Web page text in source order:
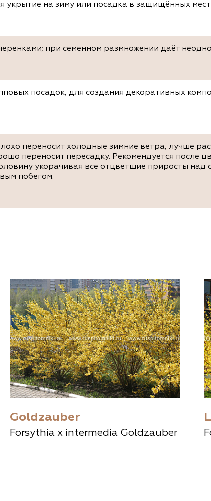
укрытие на зиму или посадка в защищённых
при семенном размножении даёт
посадок, для создания декоративных
переносит холодные зимние ветра, лучше
переносит пересадку. Рекомендуется после
укорачивая все отцветшие приросты над
побегом.
Goldzauber
Forsythia x intermedia Goldzauber